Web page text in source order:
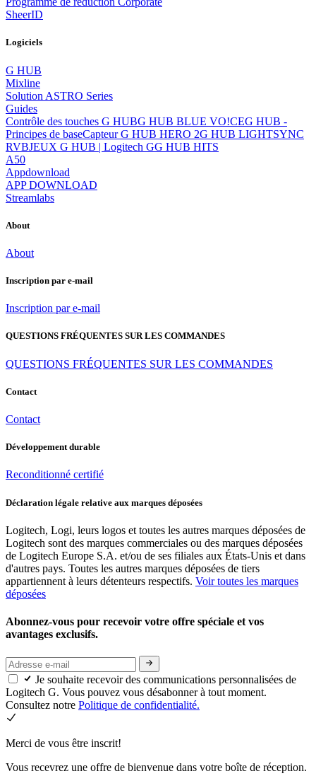
SheerID
Logiciels
G HUB
Mixline
Solution ASTRO Series
Guides
Contrôle des touches G HUBG HUB BLUE VO!CEG HUB -
Principes de baseCapteur G HUB HERO 2G HUB LIGHTSYNC
RVBJEUX G HUB | Logitech GG HUB HITS
A50
Appdownload
APP DOWNLOAD
Streamlabs
About
About
Inscription par e-mail
Inscription par e-mail
QUESTIONS FRÉQUENTES SUR LES COMMANDES
QUESTIONS FRÉQUENTES SUR LES COMMANDES
Contact
Contact
Développement durable
Reconditionné certifié
Déclaration légale relative aux marques déposées
Logitech, Logi, leurs logos et toutes les autres marques déposées de
Logitech sont des marques commerciales ou des marques déposées
de Logitech Europe S.A. et/ou de ses filiales aux États-Unis et dans
d'autres pays. Toutes les autres marques déposées de tiers
appartiennent à leurs détenteurs respectifs. Voir toutes les marques
déposées
Abonnez-vous pour recevoir votre offre spéciale et vos
avantages exclusifs.
Je souhaite recevoir des communications personnalisées de
Logitech G. Vous pouvez vous désabonner à tout moment.
Consultez notre Politique de confidentialité.
Merci de vous être inscrit!
Vous recevrez une offre de bienvenue dans votre boîte de réception.